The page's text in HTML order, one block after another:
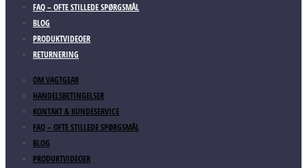
FAQ – OFTE STILLEDE SPØRGSMÅL
BLOG
PRODUKTVIDEOER
RETURNERING
OM VAGTGEAR
HANDELSBETINGELSER
KONTAKT & KUNDESERVICE
FAQ – OFTE STILLEDE SPØRGSMÅL
BLOG
PRODUKTVIDEOER